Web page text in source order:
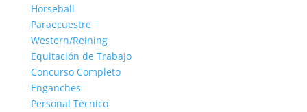
Horseball
Paraecuestre
Western/Reining
Equitación de Trabajo
Concurso Completo
Enganches
Personal Técnico